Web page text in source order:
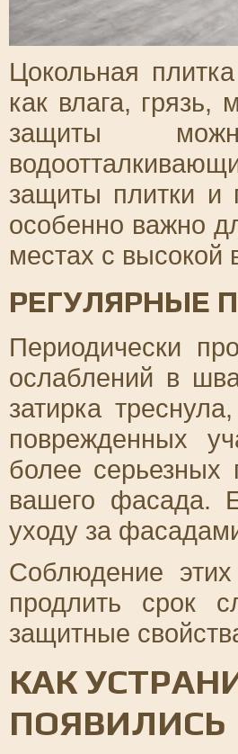
Цокольная
как влага, грязь,
защиты
защиты плитки и
особенно важно
местах с высокой
РЕГУЛЯРНЫЕ
Периодически
ослаблений в
затирка
поврежденных
более
вашего фасада.
уходу за
Соблюдение
продлить срок
защитные
КАК
ПОЯВИЛИСЬ